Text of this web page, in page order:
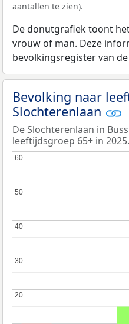
aantallen te zien).
De donutgrafiek toont
vrouw of man. Deze
bevolkingsregister van
Bevolking naar
Slochterenlaan
De Slochterenlaan in
leeftijdsgroep 65+ in 2025.
20
20
30
30
40
40
50
50
60
60